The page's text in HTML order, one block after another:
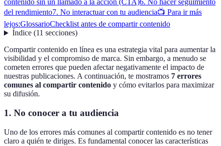
contenido sin un llamado a la acción (CTA)6. No hacer seguimiento
del rendimiento7. No interactuar con tu audiencia📺 Para ir más
lejos:GlossarioChecklist antes de compartir contenido
Índice(11 secciones)
Compartir contenido en línea es una estrategia vital para aumentar la
visibilidad y el compromiso de marca. Sin embargo, a menudo se
cometen errores que pueden afectar negativamente el impacto de
nuestras publicaciones. A continuación, te mostramos 7 errores
comunes al compartir contenido y cómo evitarlos para maximizar
su difusión.
1. No conocer a tu audiencia
Uno de los errores más comunes al compartir contenido es no tener
claro a quién te diriges. Es fundamental conocer las características